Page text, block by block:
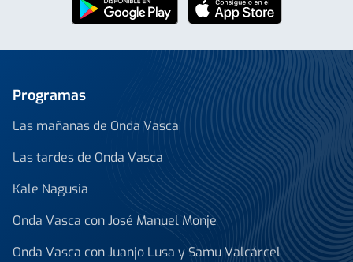
Programas
Las mañanas de Onda Vasca
Las tardes de Onda Vasca
Kale Nagusia
Onda Vasca con José Manuel Monje
Onda Vasca con Juanjo Lusa y Samu Valcárcel